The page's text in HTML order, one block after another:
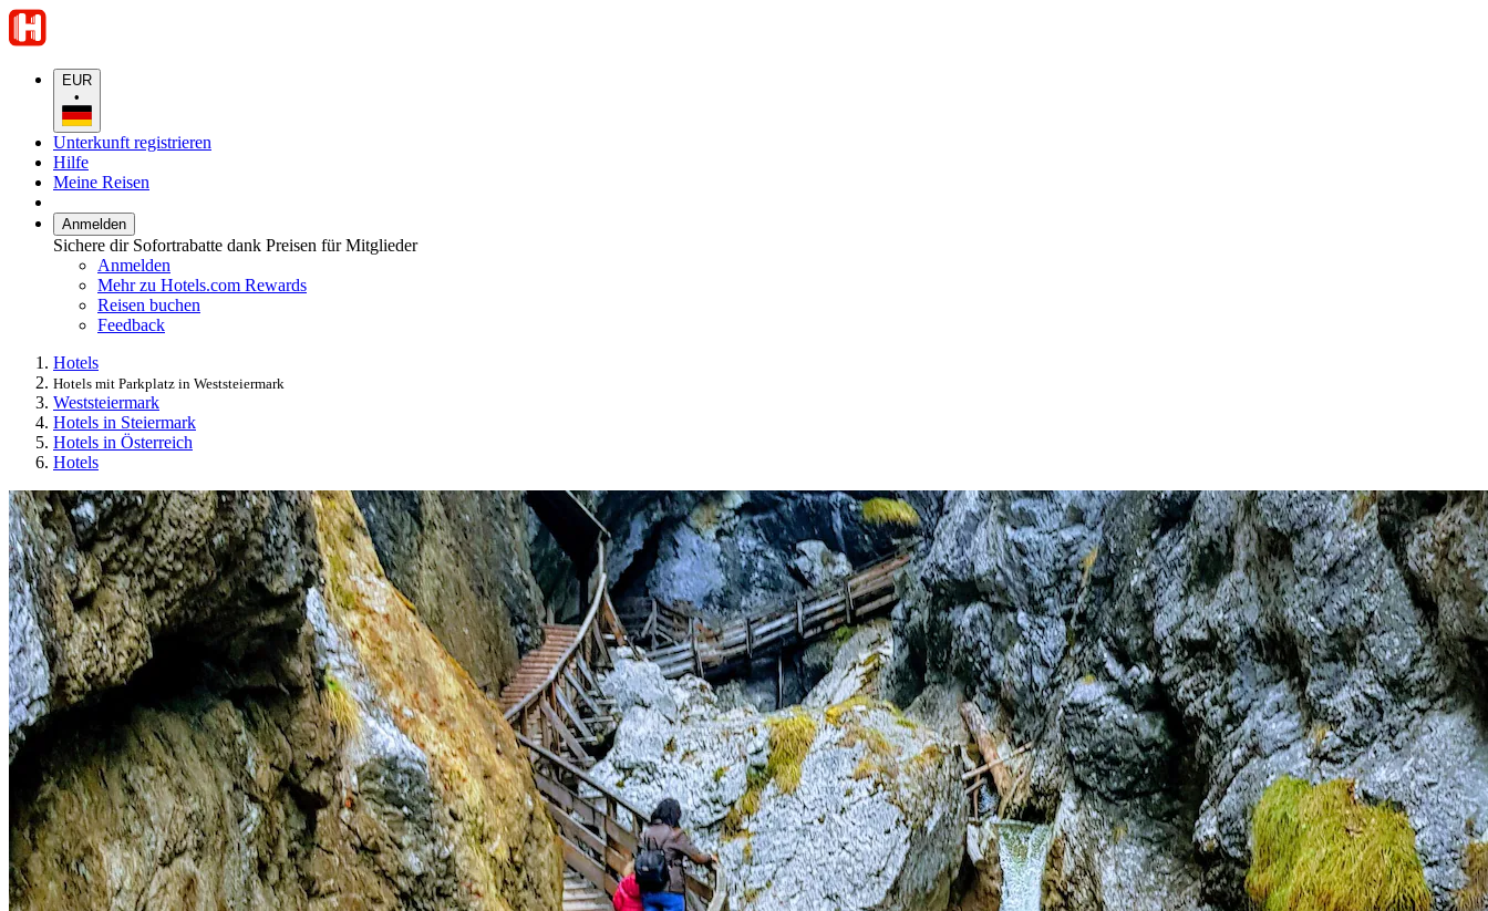
EUR
•
Unterkunft registrieren
Hilfe
Meine Reisen
Anmelden
Sichere dir Sofortrabatte dank Preisen für Mitglieder
Anmelden
Mehr zu Hotels.com Rewards
Reisen buchen
Feedback
Hotels
Hotels mit Parkplatz in Weststeiermark
Weststeiermark
Hotels in Steiermark
Hotels in Österreich
Hotels